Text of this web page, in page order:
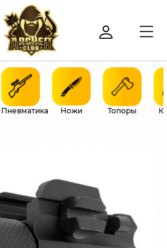
Пневматика Ножи Топоры